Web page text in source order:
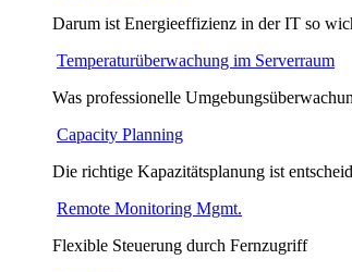
Darum ist Energieeffizienz in der IT so
Temperaturüberwachung im Serverraum
Was professionelle
Capacity Planning
Die richtige Kapazitätsplanung ist
Remote Monitoring Mgmt.
Flexible Steuerung durch Fernzugriff